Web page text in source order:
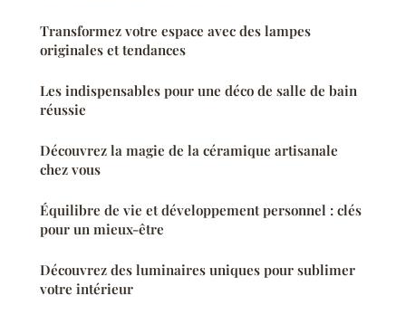
Transformez votre espace avec des lampes
originales et tendances
Les indispensables pour une déco de salle de bain
réussie
Découvrez la magie de la céramique artisanale
chez vous
Équilibre de vie et développement personnel : clés
pour un mieux-être
Découvrez des luminaires uniques pour sublimer
votre intérieur